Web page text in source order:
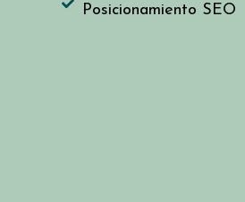
Posicionamiento SEO